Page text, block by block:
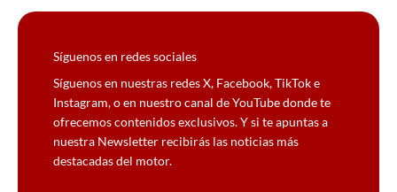
Síguenos en redes sociales
Síguenos en nuestras redes X, Facebook, TikTok e
Instagram, o en nuestro canal de YouTube donde te
ofrecemos contenidos exclusivos. Y si te apuntas a
nuestra Newsletter recibirás las noticias más
destacadas del motor.